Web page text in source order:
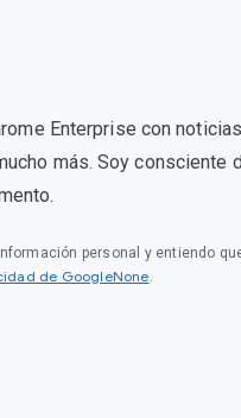
Enterprise con
más. Soy consciente
personal y entiendo
de GoogleNone.